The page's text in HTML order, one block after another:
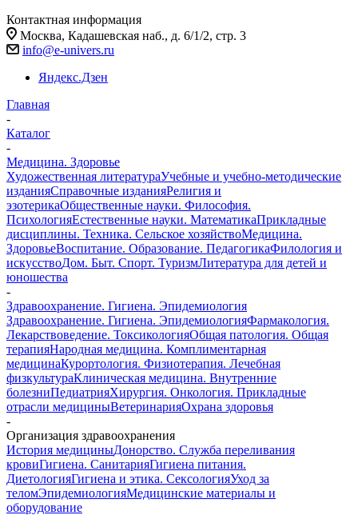
Контактная информация
Москва, Кадашевская наб., д. 6/1/2, стр. 3
info@e-univers.ru
Яндекс.Дзен
Главная
-
Каталог
-
Медицина. Здоровье
Художественная литератураУчебные и учебно-методические
изданияСправочные изданияРелигия и
эзотерикаОбщественные науки. Философия.
ПсихологияЕстественные науки. МатематикаПрикладные
дисциплины. Техника. Сельское хозяйствоМедицина.
ЗдоровьеВоспитание. Образование. ПедагогикаФилология и
искусствоДом. Быт. Спорт. ТуризмЛитература для детей и
юношества
-
Здравоохранение. Гигиена. Эпидемиология
Здравоохранение. Гигиена. ЭпидемиологияФармакология.
Лекарствоведение. ТоксикологияОбщая патология. Общая
терапияНародная медицина. Комплиментарная
медицинаКурортология. Физиотерапия. Лечебная
физкультураКлиническая медицина. Внутренние
болезниПедиатрияХирургия. Онкология. Прикладные
отрасли медициныВетеринарияОхрана здоровья
-
Организация здравоохранения
История медициныДонорство. Служба переливания
кровиГигиена. СанитарияГигиена питания.
ДиетологияГигиена и этика. СексологияУход за
теломЭпидемиологияМедицинские материалы и
оборудование